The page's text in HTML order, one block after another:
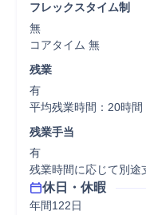
フレックスタイム制
無
コアタイム 無
残業
有
平均残業時間：20時間
残業手当
有
残業時間に応じて別途
休日・休暇
年間122日